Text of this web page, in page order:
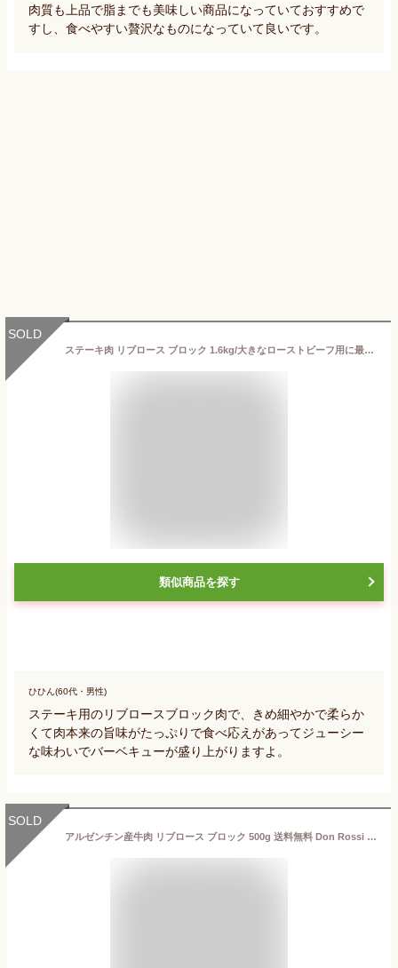
肉質も上品で脂までも美味しい商品になっていておすすめで
すし、食べやすい贅沢なものになっていて良いです。
SOLD
ステーキ肉 リブロース ブロック 1.6kg/大きなローストビーフ用に最適♪ 焼肉・厚切りステーキ！グラスフェッドビーフ 牛肉ブロック 肉問屋 冷蔵肉≪雑誌掲載商品≫ 免疫力-B108a
類似商品を探す
ひひん(60代・男性)
ステーキ用のリブロースブロック肉で、きめ細やかで柔らか
くて肉本来の旨味がたっぷりで食べ応えがあってジューシー
な味わいでバーベキューが盛り上がりますよ。
SOLD
アルゼンチン産牛肉 リブロース ブロック 500g 送料無料 Don Rossi ドンロッシ アルゼンチンビーフ 放牧牛 グラスフェッド ステーキ 肉 赤身肉